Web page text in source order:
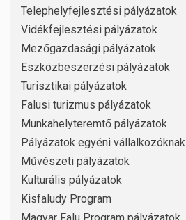
Telephelyfejlesztési pályázatok
Vidékfejlesztési pályázatok
Mezőgazdasági pályázatok
Eszközbeszerzési pályázatok
Turisztikai pályázatok
Falusi turizmus pályázatok
Munkahelyteremtő pályázatok
Pályázatok egyéni vállalkozóknak
Művészeti pályázatok
Kulturális pályázatok
Kisfaludy Program